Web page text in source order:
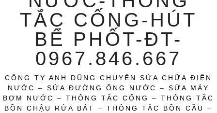
TẮC CỐNG-HÚT
BỂ PHỐT-ĐT-
0967.846.667
CÔNG TY ANH DŨNG CHUYÊN SỬA CHỮA ĐIỆN
NƯỚC – SỬA ĐƯỜNG ỐNG NƯỚC – SỬA MÁY
BƠM NƯỚC – THÔNG TẮC CỐNG – THÔNG TẮC
BỒN CHẬU RỬA BÁT – THÔNG TẮC BỒN CẦU –